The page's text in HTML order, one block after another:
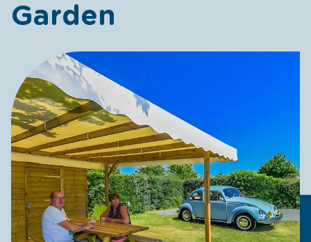
Garden